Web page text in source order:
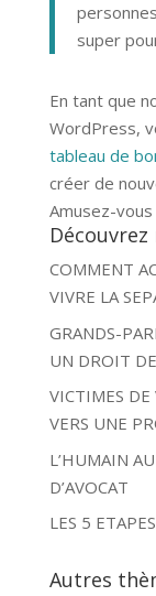
super
En tant que
WordPress,
tableau de
créer de
Amusez-vous
COMMENT
VIVRE LA
GRANDS-
UN DROIT
VICTIMES DE
VERS UNE
L’HUMAIN
D’AVOCAT
LES 5
Autres